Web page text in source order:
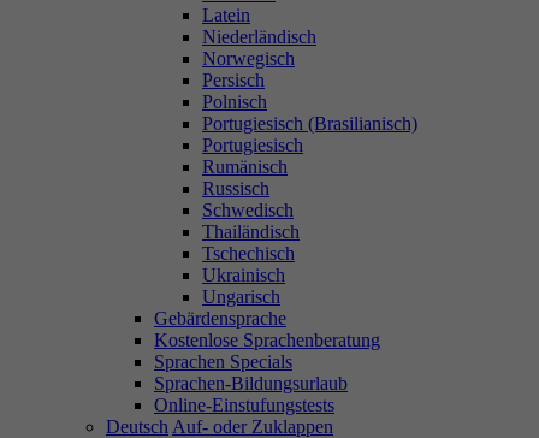
Latein
Niederländisch
Norwegisch
Persisch
Polnisch
Portugiesisch (Brasilianisch)
Portugiesisch
Rumänisch
Russisch
Schwedisch
Thailändisch
Tschechisch
Ukrainisch
Ungarisch
Gebärdensprache
Kostenlose Sprachenberatung
Sprachen Specials
Sprachen-Bildungsurlaub
Online-Einstufungstests
Deutsch Auf- oder Zuklappen